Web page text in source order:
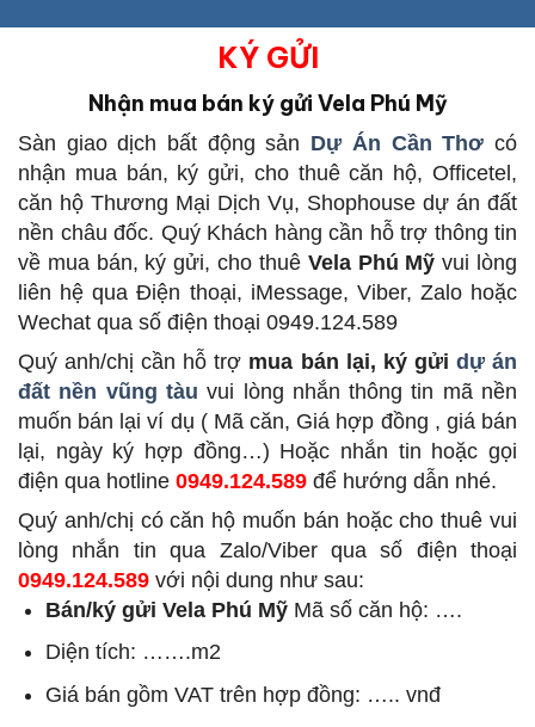
KÝ GỬI
Nhận mua bán ký gửi Vela Phú Mỹ
Sàn giao dịch bất động sản Dự Án Cần Thơ có
nhận mua bán, ký gửi, cho thuê căn hộ, Officetel,
căn hộ Thương Mại Dịch Vụ, Shophouse dự án đất
nền châu đốc. Quý Khách hàng cần hỗ trợ thông tin
về mua bán, ký gửi, cho thuê Vela Phú Mỹ vui lòng
liên hệ qua Điện thoại, iMessage, Viber, Zalo hoặc
Wechat qua số điện thoại 0949.124.589
Quý anh/chị cần hỗ trợ mua bán lại, ký gửi dự án
đất nền vũng tàu vui lòng nhắn thông tin mã nền
muốn bán lại ví dụ ( Mã căn, Giá hợp đồng , giá bán
lại, ngày ký hợp đồng…) Hoặc nhắn tin hoặc gọi
điện qua hotline 0949.124.589 để hướng dẫn nhé.
Quý anh/chị có căn hộ muốn bán hoặc cho thuê vui
lòng nhắn tin qua Zalo/Viber qua số điện thoại
0949.124.589 với nội dung như sau:
Bán/ký gửi Vela Phú Mỹ Mã số căn hộ: ….
Diện tích: …….m2
Giá bán gồm VAT trên hợp đồng: ….. vnđ